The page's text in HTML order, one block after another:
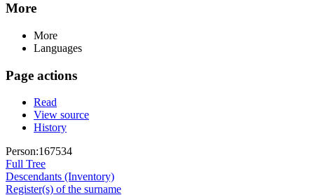
More
More
Languages
Page actions
Read
View source
History
Person:167534
Full Tree
Descendants (Inventory)
Register(s) of the surname